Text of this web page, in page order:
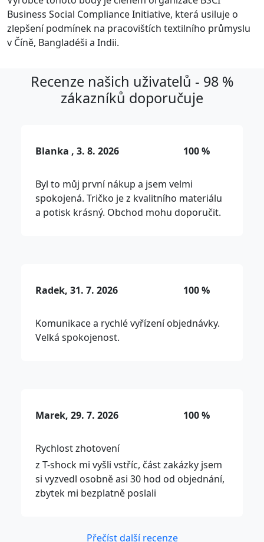
Business Social Compliance Initiative, která usiluje o
zlepšení podmínek na pracovištích textilního průmyslu
v Číně, Bangladéši a Indii.
Recenze našich uživatelů - 98 %
zákazníků doporučuje
Blanka , 3. 8. 2026 100 %
Byl to můj první nákup a jsem velmi
spokojená. Tričko je z kvalitního materiálu
a potisk krásný. Obchod mohu doporučit.
Radek, 31. 7. 2026 100 %
Komunikace a rychlé vyřízení objednávky.
Velká spokojenost.
Marek, 29. 7. 2026 100 %
Rychlost zhotovení
z T-shock mi vyšli vstříc, část zakázky jsem
si vyzvedl osobně asi 30 hod od objednání,
zbytek mi bezplatně poslali
Přečíst další recenze